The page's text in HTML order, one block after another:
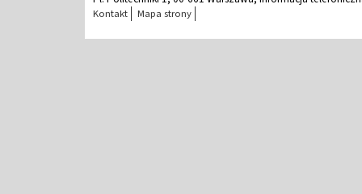
Kontakt Mapa strony